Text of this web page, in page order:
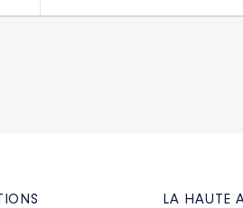
LA HAUTE